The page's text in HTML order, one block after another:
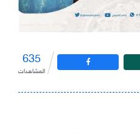
635
المشاهدات